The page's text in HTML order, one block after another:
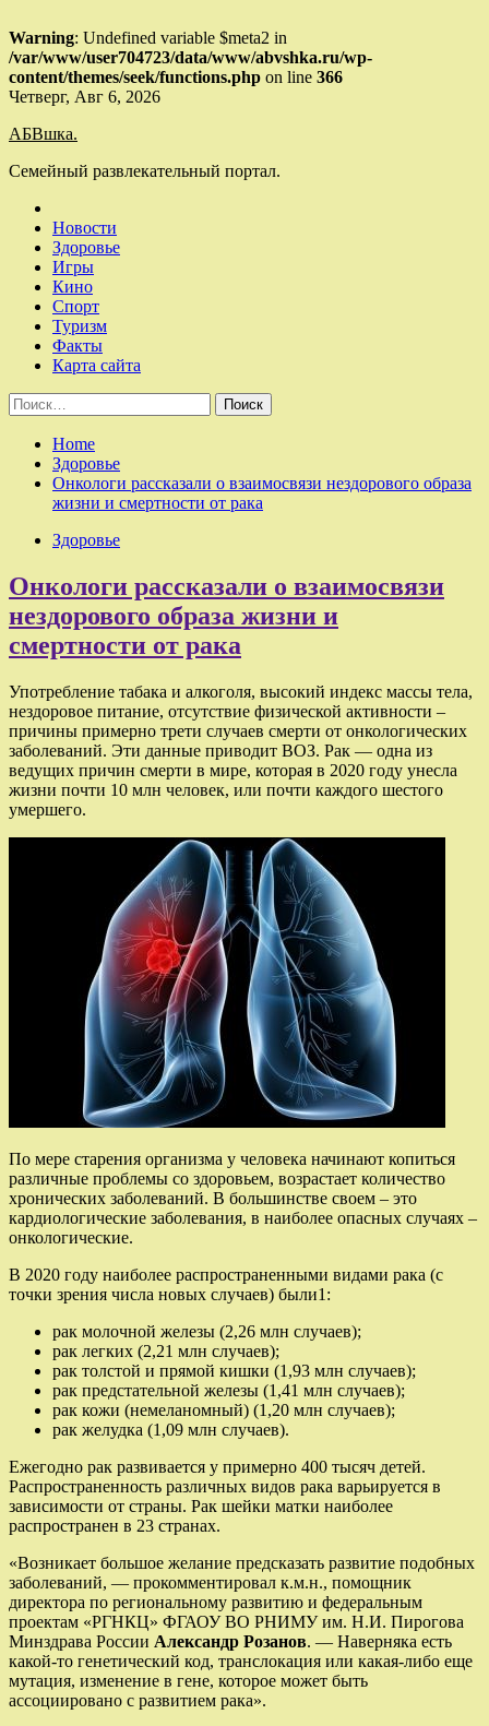
Warning: Undefined variable $meta2 in
/var/www/user704723/data/www/abvshka.ru/wp-
content/themes/seek/functions.php on line 366
Skip
content
Четверг, Авг 6, 2026
АБВшка.
Семейный развлекательный портал.
Новости
Здоровье
Игры
Кино
Спорт
Туризм
Факты
Карта сайта
Найти:
Home
Здоровье
Онкологи рассказали о взаимосвязи нездорового образа
жизни и смертности от рака
Здоровье
Онкологи рассказали о взаимосвязи
нездорового образа жизни и
смертности от рака
Употребление табака и алкоголя, высокий индекс массы тела,
нездоровое питание, отсутствие физической активности –
причины примерно трети случаев смерти от онкологических
заболеваний. Эти данные приводит ВОЗ. Рак — одна из
ведущих причин смерти в мире, которая в 2020 году унесла
жизни почти 10 млн человек, или почти каждого шестого
умершего.
По мере старения организма у человека начинают копиться
различные проблемы со здоровьем, возрастает количество
хронических заболеваний. В большинстве своем – это
кардиологические заболевания, в наиболее опасных случаях –
онкологические.
В 2020 году наиболее распространенными видами рака (с
точки зрения числа новых случаев) были1:
рак молочной железы (2,26 млн случаев);
рак легких (2,21 млн случаев);
рак толстой и прямой кишки (1,93 млн случаев);
рак предстательной железы (1,41 млн случаев);
рак кожи (немеланомный) (1,20 млн случаев);
рак желудка (1,09 млн случаев).
Ежегодно рак развивается у примерно 400 тысяч детей.
Распространенность различных видов рака варьируется в
зависимости от страны. Рак шейки матки наиболее
распространен в 23 странах.
«Возникает большое желание предсказать развитие подобных
заболеваний, — прокомментировал к.м.н., помощник
директора по региональному развитию и федеральным
проектам «РГНКЦ» ФГАОУ ВО РНИМУ им. Н.И. Пирогова
Минздрава России Александр Розанов. — Наверняка есть
какой-то генетический код, транслокация или какая-либо еще
мутация, изменение в гене, которое может быть
ассоциировано с развитием рака».